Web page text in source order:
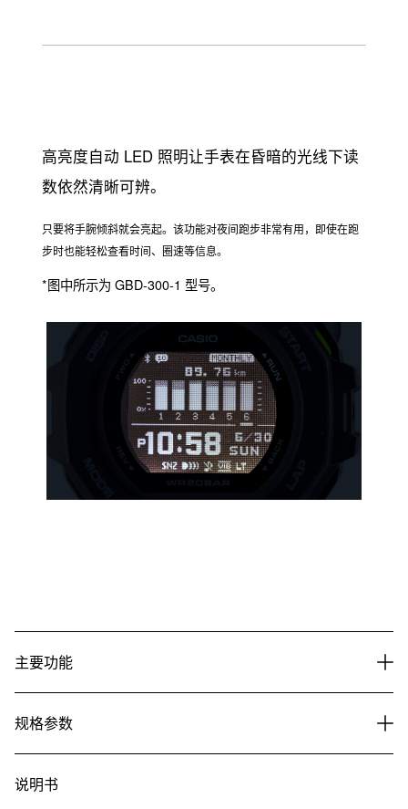
高亮度自动 LED 照明让手表在昏暗的光线下读
数依然清晰可辨。
只要将手腕倾斜就会亮起。该功能对夜间跑步非常有用，即使在跑
步时也能轻松查看时间、圈速等信息。
*图中所示为 GBD-300-1 型号。
主要功能
规格参数
说明书